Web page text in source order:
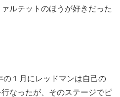
ルテットのほうが好きだった
１月にレッドマンは自己の
なったが、そのステージでピ